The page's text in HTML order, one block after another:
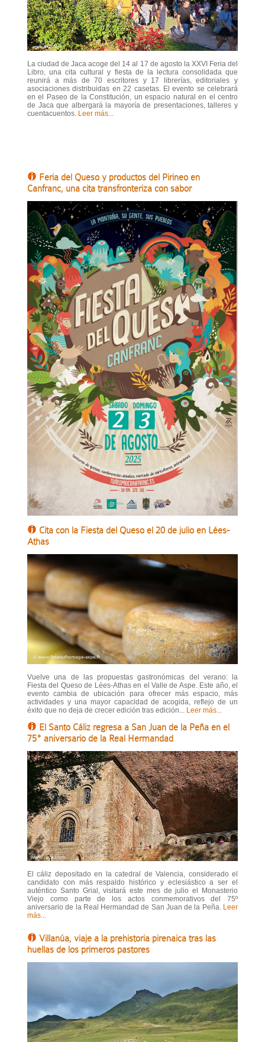
La ciudad de Jaca acoge del 14 al 17 de agosto la XXVI Feria del
Libro, una cita cultural y fiesta de la lectura consolidada que
reunirá a más de 70 escritores y 17 librerías, editoriales y
asociaciones distribuidas en 22 casetas. El evento se celebrará
en el Paseo de la Constitución, un espacio natural en el centro
de Jaca que albergará la mayoría de presentaciones, talleres y
cuentacuentos. Leer más...
Feria del Queso y productos del Pirineo en
Canfranc, una cita transfronteriza con sabor
Cita con la Fiesta del Queso el 20 de julio en Lées-
Athas
Vuelve una de las propuestas gastronómicas del verano: la
Fiesta del Queso de Lées-Athas en el Valle de Aspe. Este año, el
evento cambia de ubicación para ofrecer más espacio, más
actividades y una mayor capacidad de acogida, reflejo de un
éxito que no deja de crecer edición tras edición... Leer más...
El Santo Cáliz regresa a San Juan de la Peña en el
75º aniversario de la Real Hermandad
El cáliz depositado en la catedral de Valencia, considerado el
candidato con más respaldo histórico y eclesiástico a ser el
auténtico Santo Grial, visitará este mes de julio el Monasterio
Viejo como parte de los actos conmemorativos del 75º
aniversario de la Real Hermandad de San Juan de la Peña. Leer
más...
Villanúa, viaje a la prehistoria pirenaica tras las
huellas de los primeros pastores